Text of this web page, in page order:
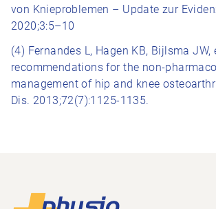
von Knieproblemen – Update zur
2020;3:5–10
(4) Fernandes L, Hagen KB, Bijlsma JW,
recommendations for the non-
management of hip and knee
Dis. 2013;72(7):1125-1135.
Footer